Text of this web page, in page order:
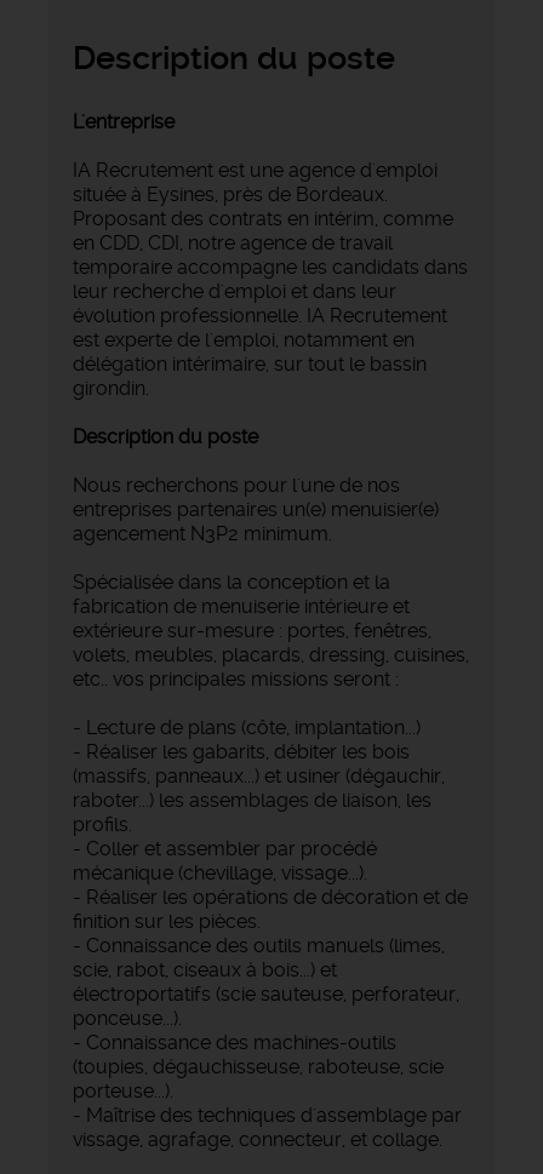
Description du poste
L'entreprise
IA Recrutement est une agence d'emploi
située à Eysines, près de Bordeaux.
Proposant des contrats en intérim, comme
en CDD, CDI, notre agence de travail
temporaire accompagne les candidats dans
leur recherche d'emploi et dans leur
évolution professionnelle. IA Recrutement
est experte de l'emploi, notamment en
délégation intérimaire, sur tout le bassin
girondin.
Description du poste
Nous recherchons pour l'une de nos
entreprises partenaires un(e) menuisier(e)
agencement N3P2 minimum.
Spécialisée dans la conception et la
fabrication de menuiserie intérieure et
extérieure sur-mesure : portes, fenêtres,
volets, meubles, placards, dressing, cuisines,
etc.. vos principales missions seront :
- Lecture de plans (côte, implantation...)
- Réaliser les gabarits, débiter les bois
(massifs, panneaux...) et usiner (dégauchir,
raboter...) les assemblages de liaison, les
profils.
- Coller et assembler par procédé
mécanique (chevillage, vissage...).
- Réaliser les opérations de décoration et de
finition sur les pièces.
- Connaissance des outils manuels (limes,
scie, rabot, ciseaux à bois...) et
électroportatifs (scie sauteuse, perforateur,
ponceuse...).
- Connaissance des machines-outils
(toupies, dégauchisseuse, raboteuse, scie
porteuse...).
- Maîtrise des techniques d'assemblage par
vissage, agrafage, connecteur, et collage.